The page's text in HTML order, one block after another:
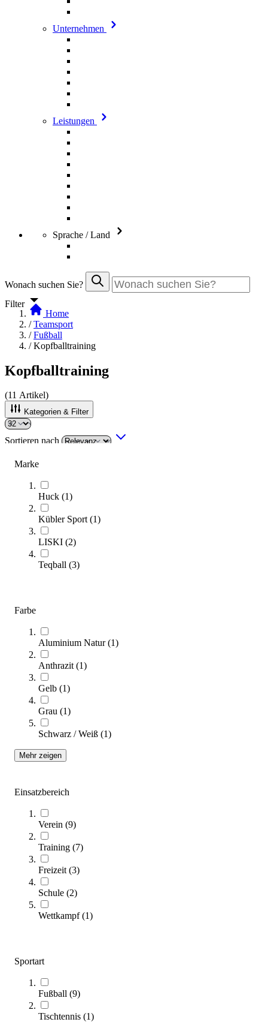
Unternehmen
Leistungen
Sprache / Land
Wonach suchen Sie?
Filter
Marke
Huck (1)
Kübler Sport (1)
LISKI (2)
Teqball (3)
Farbe
Aluminium Natur(1)
Anthrazit (1)
Gelb (1)
Grau (1)
Schwarz / Weiß (1)
Mehr zeigen
Einsatzbereich
Verein (9)
Training (7)
Freizeit (3)
Schule (2)
Wettkampf(1)
Sportart
Fußball (9)
Tischtennis (1)
Home
/ Teamsport
/ Fußball
/ Kopfballtraining
Kopfballtraining
(11 Artikel)
Kategorien & Filter
Sortieren nach
SALE
Zum Produkt
Sofort lieferbar
Fahrbares Gestell für Kopfballpendel DUO
Längere Lieferzeit
SALE
TEQ™ X Fußball-Tischtennis-Tisch
1.551,10 €
Zum Produkt
Sofort lieferbar